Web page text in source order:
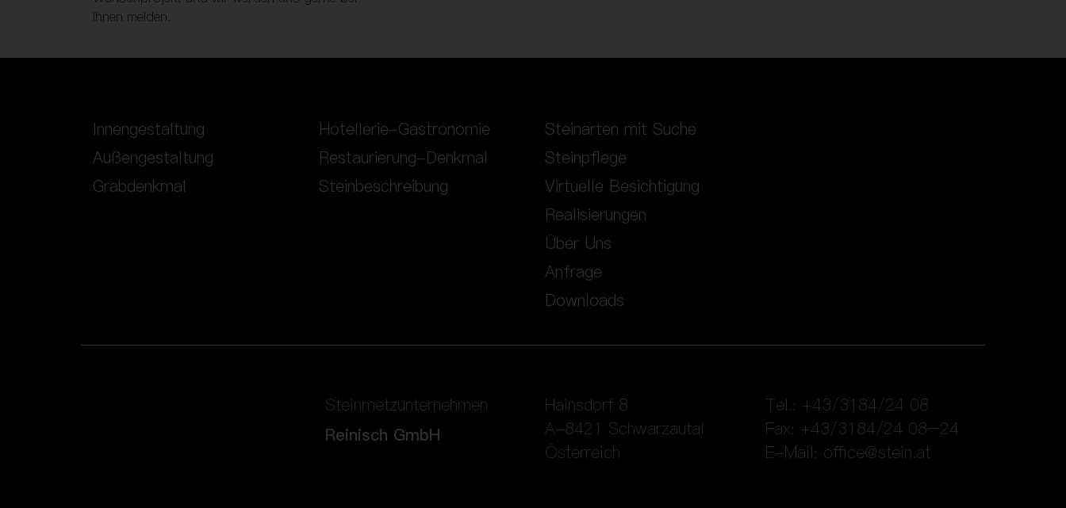
Ihnen melden.
Innengestaltung
Außengestaltung
Grabdenkmal
Hotellerie-Gastronomie
Restaurierung-Denkmal
Steinbeschreibung
Steinarten mit Suche
Steinpflege
Virtuelle Besichtigung
Realisierungen
Über Uns
Anfrage
Downloads
Steinmetzunternehmen
Reinisch GmbH
Hainsdorf 8
A-8421 Schwarzautal
Österreich
Tel.: +43/3184/24 08
Fax: +43/3184/24 08–24
E-Mail: office@stein.at